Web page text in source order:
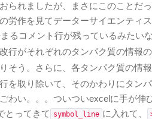
られましたが、まさにこのことだ
労作を見てデーターサイエンティ
るコメント行が残っているみたい
行がそれぞれのタンパク質の情報
そう。さらに、各タンパク質の情
を取り除いて、そのかわりにタン
わい。。。ついついexcelに手が
とってきて symbol_line に入れて、